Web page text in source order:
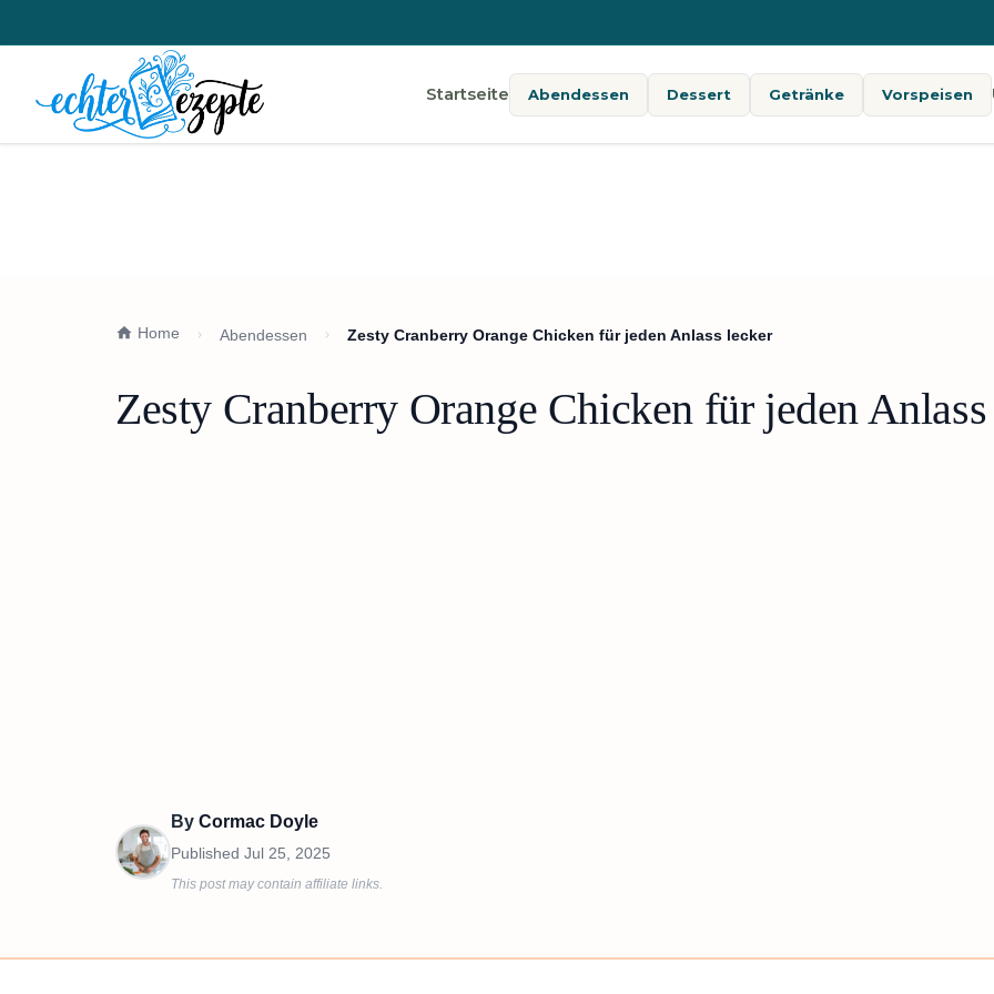
Startseite Abendessen Dessert Getränke Vorspeisen
Home Abendessen Zesty Cranberry Orange Chicken für jeden Anlass lecker
Zesty Cranberry Orange Chicken für jeden
By Cormac Doyle
Published Jul 25, 2025
This post may contain affiliate links.